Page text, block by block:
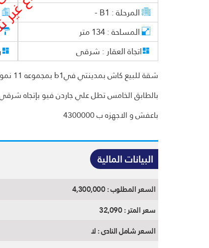
المرحلة : B1 -
المساحة :134متر
اتجاة العقار :شرقى
بالطابق الخامس تطل علي جاردن فيو بإتجاه
باعفش و الاجهزه ب 4300000
البيانات المالية
السعر المطلوب :4,300,000
سعر المتر :32,090
السعر شامل النادى :لا